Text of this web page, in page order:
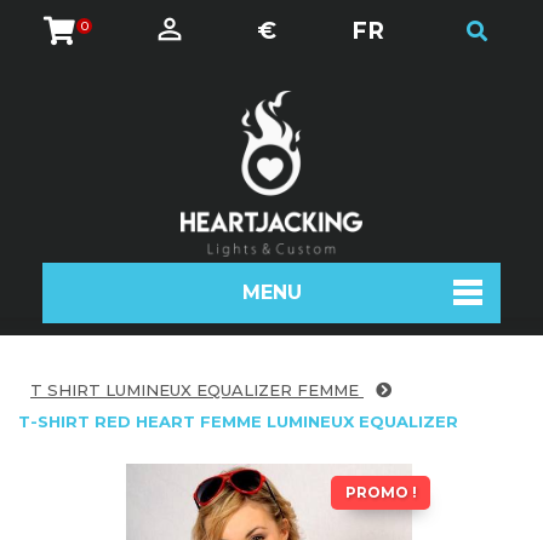
0 € FR
MENU
T SHIRT LUMINEUX EQUALIZER FEMME
T-SHIRT RED HEART FEMME LUMINEUX EQUALIZER
PROMO !